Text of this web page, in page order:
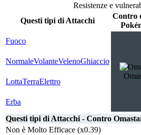
Resistenze e
Questi tipi di Attacchi
Contro
Fuoco
NormaleVolanteVelenoGhiaccio
LottaTerraElettro
Erba
Questi tipi di Attacchi - Contro
Non è Molto Efficace (x0.39)